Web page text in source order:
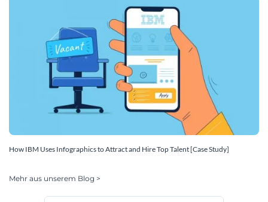
How IBM Uses Infographics to Attract and Hire Top Talent [Case Study]
Mehr aus unserem Blog >